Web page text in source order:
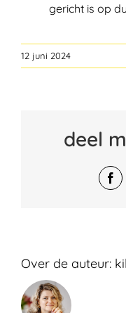
gericht is op
12 juni 2024
deel
Over de auteur: